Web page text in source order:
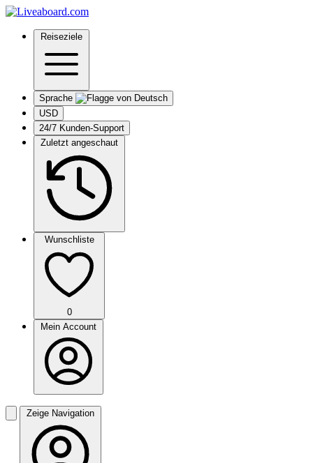
Reiseziele
Sprache
USD
24/7 Kunden-Support
Zuletzt angeschaut
Wunschliste
0
Mein Account
Zeige Navigation